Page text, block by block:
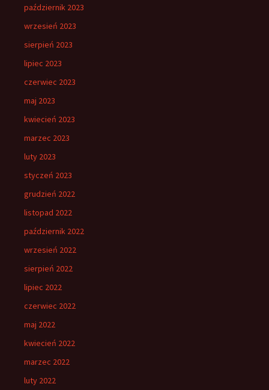
październik 2023
wrzesień 2023
sierpień 2023
lipiec 2023
czerwiec 2023
maj 2023
kwiecień 2023
marzec 2023
luty 2023
styczeń 2023
grudzień 2022
listopad 2022
październik 2022
wrzesień 2022
sierpień 2022
lipiec 2022
czerwiec 2022
maj 2022
kwiecień 2022
marzec 2022
luty 2022